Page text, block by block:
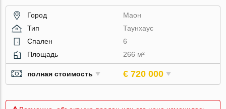
Город
Маон
Тип
Таунхаус
Спален
6
Площадь
266 м²
полная стоимость € 720 000